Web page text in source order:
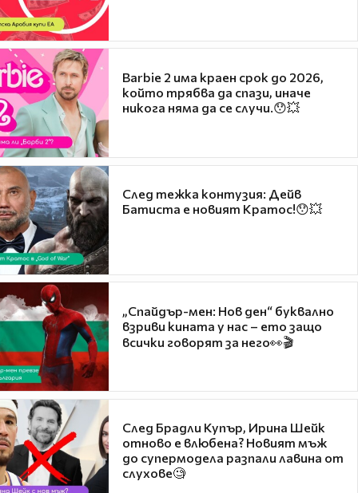
Barbie 2 има краен срок до 2026,
който трябва да спази, иначе
никога няма да се случи.😯💥
След тежка контузия: Дейв
Батиста е новият Кратос!😯💥
„Спайдър-мен: Нов ден“ буквално
взриви кината у нас – ето защо
всички говорят за него👀🎬
След Брадли Купър, Ирина Шейк
отново е влюбена? Новият мъж
до супермодела разпали лавина от
слухове🧐